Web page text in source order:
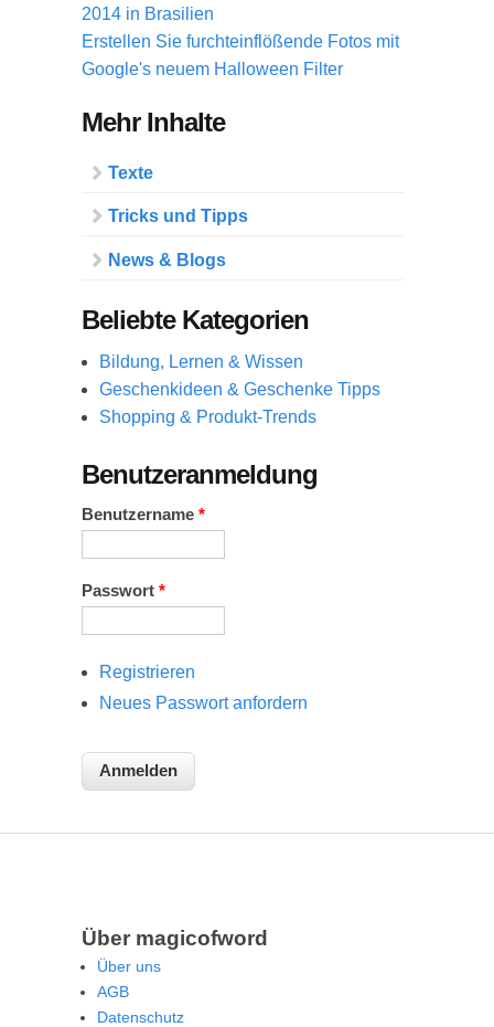
2014 in Brasilien
Erstellen Sie furchteinflößende Fotos mit
Google's neuem Halloween Filter
Mehr Inhalte
Texte
Tricks und Tipps
News & Blogs
Beliebte Kategorien
Bildung, Lernen & Wissen
Geschenkideen & Geschenke Tipps
Shopping & Produkt-Trends
Benutzeranmeldung
Benutzername *
Passwort *
Registrieren
Neues Passwort anfordern
Über magicofword
Über uns
AGB
Datenschutz